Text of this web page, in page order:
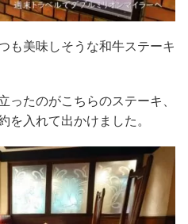
も美味しそうな和牛ステーキ
ったのがこちらのステーキ、
を入れて出かけました。